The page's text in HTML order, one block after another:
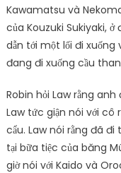
Kawamatsu và
của Kouzuki Sukiyaki,
dẫn tới một lối đi xuống
đang đi xuống cầu
Robin hỏi Law rằng
Law tức giận nói với cô
cẩu. Law nói rằng đã
tại bữa tiệc của băng
giờ nói với Kaido và